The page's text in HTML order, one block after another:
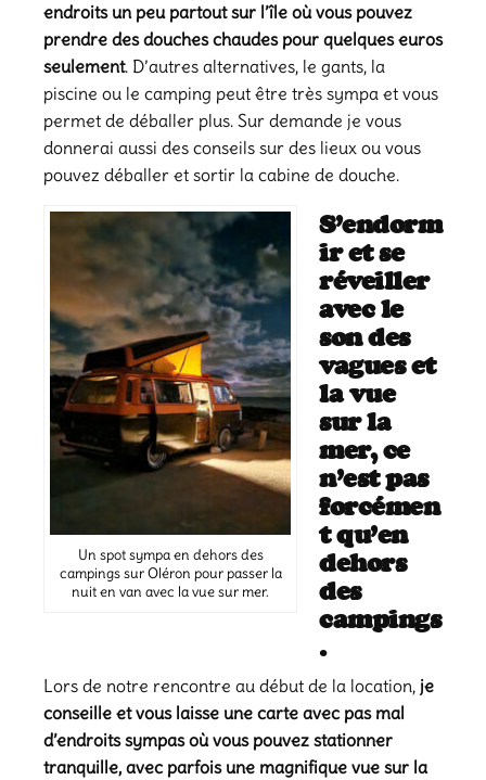
endroits un peu partout sur l’île où vous pouvez
prendre des douches chaudes pour quelques euros
seulement. D’autres alternatives, le gants, la
piscine ou le camping peut être très sympa et vous
permet de déballer plus. Sur demande je vous
donnerai aussi des conseils sur des lieux ou vous
pouvez déballer et sortir la cabine de douche.
Un spot sympa en dehors des
campings sur Oléron pour passer la
nuit en van avec la vue sur mer.
S’endorm
ir et se
réveiller
avec le
son des
vagues et
la vue
sur la
mer, ce
n’est pas
forcémen
t qu’en
dehors
des
campings
.
Lors de notre rencontre au début de la location, je
conseille et vous laisse une carte avec pas mal
d’endroits sympas où vous pouvez stationner
tranquille, avec parfois une magnifique vue sur la